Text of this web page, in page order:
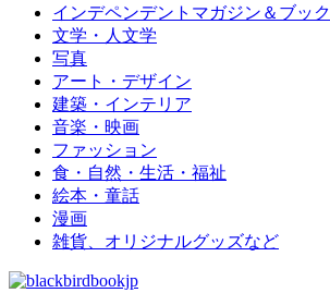
インデペンデントマガジン＆ブック
文学・人文学
写真
アート・デザイン
建築・インテリア
音楽・映画
ファッション
食・自然・生活・福祉
絵本・童話
漫画
雑貨、オリジナルグッズなど